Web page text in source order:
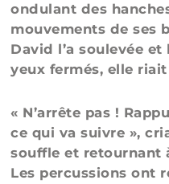
ondulant des
mouvements de ses
David l’a soulevée
yeux fermés, elle
« N’arrête pas !
ce qui va suivre »,
souffle et retournant
Les percussions ont